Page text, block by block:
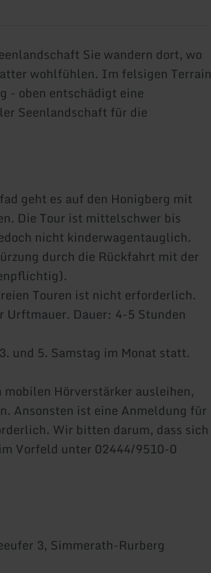
Sie wandern dort, wo
wohlfühlen. Im felsigen Terrain
- oben entschädigt eine
Seenlandschaft für die
geht es auf den Honigberg mit
Die Tour ist mittelschwer bis
nicht kinderwagentauglich.
durch die Rückfahrt mit der
Touren ist nicht erforderlich.
Dauer: 4-5 Stunden
und 5. Samstag im Monat statt.
Hörverstärker ausleihen,
Ansonsten ist eine Anmeldung für
Wir bitten darum, dass sich
Vorfeld unter 02444/9510-0
3, Simmerath-Rurberg